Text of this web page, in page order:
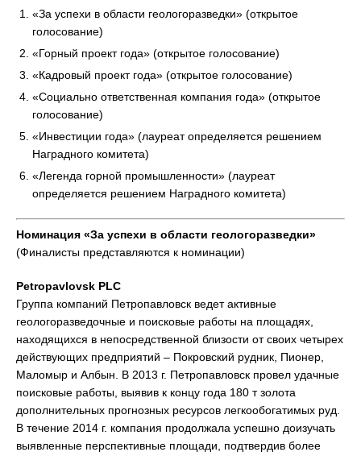
«За успехи в области геологоразведки» (открытое
голосование)
«Горный проект года» (открытое голосование)
«Кадровый проект года» (открытое голосование)
«Социально ответственная компания года» (открытое
голосование)
«Инвестиции года» (лауреат определяется решением
Наградного комитета)
«Легенда горной промышленности» (лауреат
определяется решением Наградного комитета)
Номинация «За успехи в области геологоразведки»
(Финалисты представляются к номинации)
Petropavlovsk PLC
Группа компаний Петропавловск ведет активные
геологоразведочные и поисковые работы на площадях,
находящихся в непосредственной близости от своих четырех
действующих предприятий – Покровский рудник, Пионер,
Маломыр и Албын. В 2013 г. Петропавловск провел удачные
поисковые работы, выявив к концу года 180 т золота
дополнительных прогнозных ресурсов легкообогатимых руд.
В течение 2014 г. компания продолжала успешно доизучать
выявленные перспективные площади, подтвердив более